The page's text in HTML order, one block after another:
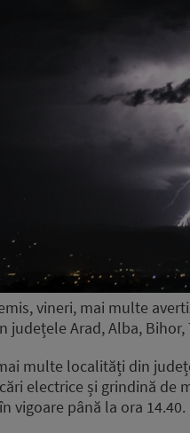
vineri, mai multe
județele Arad, Alba,
multe localități din
electrice și grindină
vigoare până la ora 14.40.